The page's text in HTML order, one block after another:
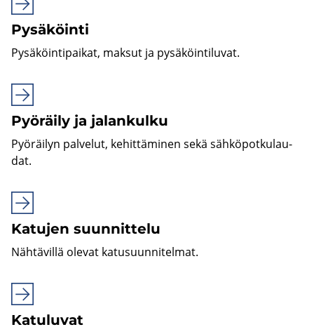
Py­sä­köin­ti
Py­sä­köin­ti­pai­kat, mak­sut ja py­sä­köin­ti­lu­vat.
Pyö­räi­ly ja ja­lan­kul­ku
Pyö­räi­lyn pal­ve­lut, ke­hit­tä­mi­nen sekä säh­kö­pot­ku­lau­
dat.
Ka­tu­jen suun­nit­te­lu
Näh­tä­vil­lä ole­vat ka­tusuun­ni­tel­mat.
Ka­tu­lu­vat